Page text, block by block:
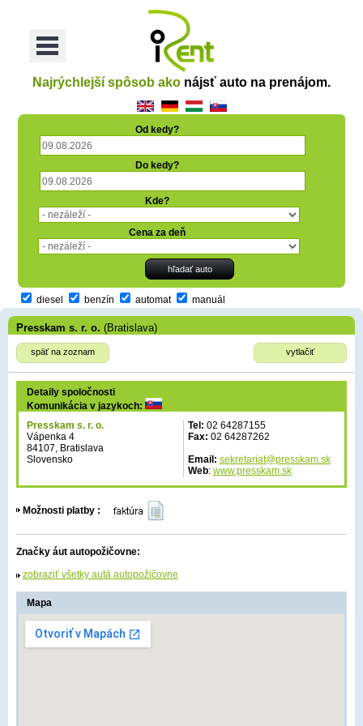
Menu
Najrýchlejší spôsob ako nájsť auto na prenájom.
Od kedy?
Do kedy?
Kde?
Cena za deň
diesel benzín automat manuál
Presskam s. r. o. (Bratislava)
späť na zoznam vytlačiť
Detaily spoločnosti
Komunikácia v jazykoch:
Presskam s. r. o.
Vápenka 4
84107, Bratislava
Slovensko
Tel: 02 64287155
Fax: 02 64287262
Email: sekretariat@presskam.sk
Web: www.presskam.sk
Možnosti platby :
Značky áut autopožičovne:
zobraziť všetky autá autopožičovne
Mapa